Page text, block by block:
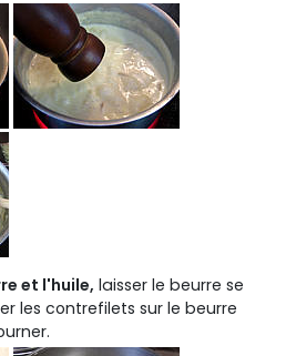
et l'huile, laisser le beurre se
les contrefilets sur le beurre